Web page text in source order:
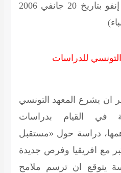
(المصدر: موقع سويس إنفو بتاريخ 20 جانفي 2006
للدراسات
ان يشرع المعهد التونسي
في القيام بدراسات
دراسة حول «مستقبل
مع افريقيا وفرص جديدة
يتوقع ان ترسم ملامح